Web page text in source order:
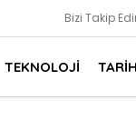
Bizi Takip
TEKNOLOJİ TARİH